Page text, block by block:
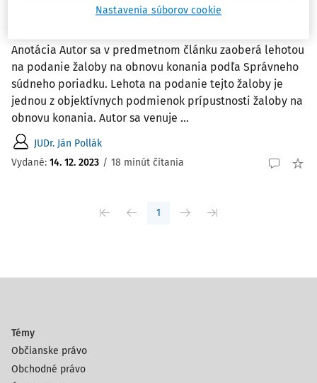
konania podľa Správneho súdneho
Anotácia Autor sa v predmetnom článku zaoberá lehotou
na podanie žaloby na obnovu konania podľa Správneho
súdneho poriadku. Lehota na podanie tejto žaloby je
jednou z objektívnych podmienok prípustnosti žaloby na
obnovu konania. Autor sa venuje ...
JUDr. Ján Pollák
Vydané: 14. 12. 2023 / 18 minút čítania
1
Témy
Občianske právo
Obchodné právo
Nastavenia súborov cookie